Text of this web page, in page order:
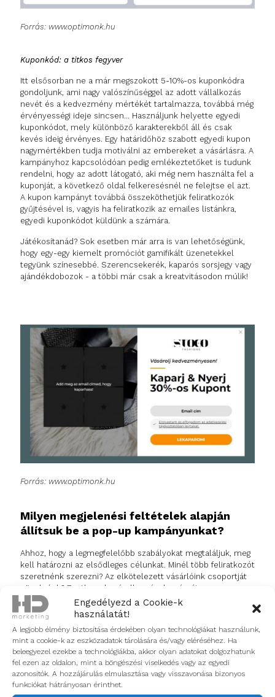
Engedélyezd a Cookie-k
használatát!
A legjobb élmény biztosítása érdekében olyan technológiákat használunk,
mint a cookie-k az eszközadatok tárolására és/vagy eléréséhez. Ha
beleegyezel ezekbe a technológiákba, akkor olyan adatokat dolgozhatunk
fel ezen az oldalon, mint a böngészési viselkedés vagy az egyedi
azonosítók. A hozzájárulás elmulasztása vagy visszavonása bizonyos
funkciókat hátrányosan érinthet.
Forrás: www.optimonk.hu
Kuponkód: a titkos fegyver
Itt elsősorban ne a már megszokott 5-10%-os kuponkódra
gondoljunk, ami nagy valószínűséggel az adott vállalkozás
nevét és a kedvezmény mértékét tartalmazza, továbbá még
érvényességi ideje sincsen… Használjunk helyette egyedi
kuponkódot, mely különböző karakterekből áll és csak
kevés ideig érvényes. Egy határidőhöz szabott egyedi kupon
nagymértékben tudja motiválni az embereket a vásárlásra. A
kampányhoz kapcsolódóan pedig emlékeztetőket is tudunk
rendelni, hogy az adott látogató, aki még nem használta fel a
kuponját, a következő oldal felkeresésnél ne felejtse el azt.
A kupon kampányt továbbá összeköthetjük feliratkozók
gyűjtésével is, vagyis ha feliratkozik az emailes listánkra,
egyedi kuponkódot küldünk a számára.
Játékosítanád? Sok esetben már arra is van lehetőségünk,
hogy egy-egy kiemelt promóciót gamifikált üzenetekkel
tegyünk színesebbé. Szerencsekerék, kaparós sorsjegy vagy
ajándékdobozok - a többi már csak a kreatvitásodon múlik!
Forrás: www.optimonk.hu
Milyen megjelenési feltételek alapján
állítsuk be a pop-up kampányunkat?
Ahhoz, hogy a legmegfelelőbb szabályokat megtaláljuk, meg
kell határozni az elsődleges célunkat. Minél több feliratkozót
szeretnénk szerezni? Az elkötelezett vásárlóink csoportját
növelnénk? Esetleg a kosárelhagyások számát
csökkentenénk vagy az új termékünket ismertetnénk meg a
látogatókkal?
Ahhoz, hogy kampányunk ne csökkentse, hanem növelje a
felhasználó élményét weboldalunkon, gondoljuk át mikor
jelenjen meg. Kilépési szándékhoz, időhöz, kattintáshoz,
interaktivitáshoz vagy egyedi eseményhez köthető
szabályok alapján is beállíthatjuk a “felbukkanást”.
Fontos, hogy a cél mellett tisztázzuk a célcsoportot is.